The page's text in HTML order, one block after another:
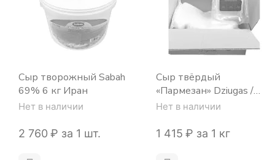
Сыр творожный Sabah
69% 6 кг Иран
Нет в наличии
2 760 ₽ за 1 шт.
Сыр твёрдый
«Пармезан» Dziugas /
Джюгас 40%, сегмент
Нет в наличии
1 415 ₽ за 1 кг